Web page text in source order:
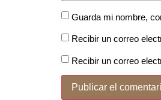
Guarda mi nombre,
Recibir un correo
Recibir un correo